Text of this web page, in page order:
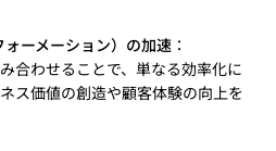
ーメーション）の加速 ：
合わせることで、単なる効率化に
ス価値の創造や顧客体験の向上を